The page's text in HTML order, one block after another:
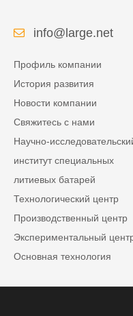
info@large.net
Профиль компании
История развития
Новости компании
Свяжитесь с нами
Научно-
институт специальных
литиевых батарей
Технологический центр
Производственный центр
Экспериментальный
Основная технология